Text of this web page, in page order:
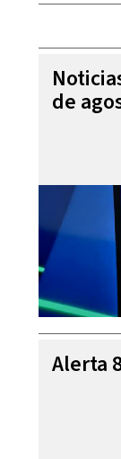
de
Alerta